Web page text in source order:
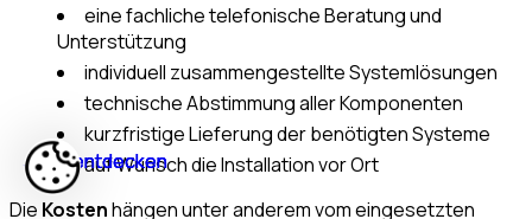
eine fachliche telefonische Beratung und
Unterstützung
individuell zusammengestellte Systemlösungen
technische Abstimmung aller Komponenten
kurzfristige Lieferung der benötigten Systeme
auf Wunsch die Installation vor Ort
Die Kostenhängen unter anderem vom eingesetzten
Jetzt entdecken
Jetzt entdecken
Jetzt entdecken
Jetzt entdecken